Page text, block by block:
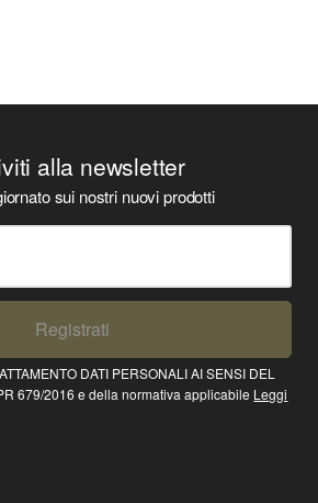
alla newsletter
sui nostri nuovi prodotti
Registrati
DATI PERSONALI AI SENSI DEL
679/2016 e della normativa applicabile Leggi